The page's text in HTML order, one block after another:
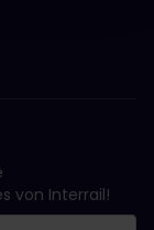
von Interrail!